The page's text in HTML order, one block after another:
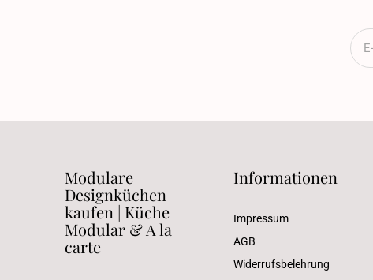
Modulare
Designküchen
kaufen | Küche
Modular & A la
carte
Informationen
Impressum
AGB
Widerrufsbelehrung